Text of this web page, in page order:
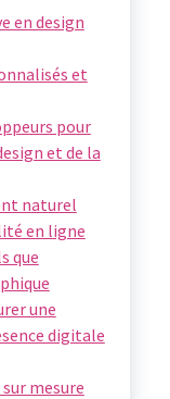
en design
et
pour
et de la
naturel
en ligne
que
une
digitale
mesure